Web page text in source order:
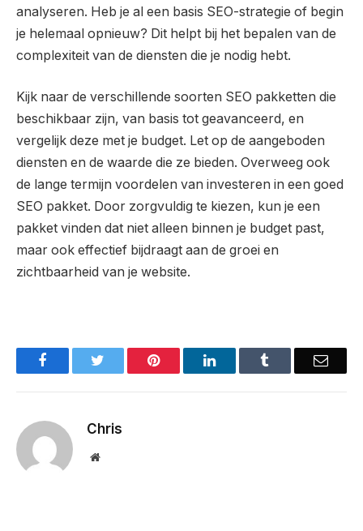
analyseren. Heb je al een basis SEO-strategie of begin
je helemaal opnieuw? Dit helpt bij het bepalen van de
complexiteit van de diensten die je nodig hebt.
Kijk naar de verschillende soorten SEO pakketten die
beschikbaar zijn, van basis tot geavanceerd, en
vergelijk deze met je budget. Let op de aangeboden
diensten en de waarde die ze bieden. Overweeg ook
de lange termijn voordelen van investeren in een goed
SEO pakket. Door zorgvuldig te kiezen, kun je een
pakket vinden dat niet alleen binnen je budget past,
maar ook effectief bijdraagt aan de groei en
zichtbaarheid van je website.
Facebook Pinterest LinkedIn Email
Chris
Website